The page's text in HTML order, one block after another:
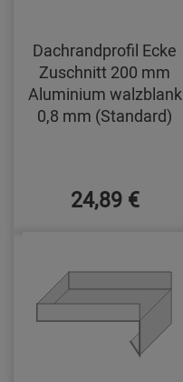
Dachrandprofil Ecke
Zuschnitt 200 mm
Aluminium walzblank
0,8 mm (Standard)
24,89 €